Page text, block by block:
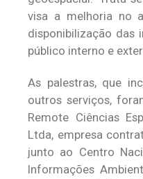
visa a melhoria no
disponibilização das
público interno e
As palestras, que
outros serviços,
Remote Ciências
Ltda, empresa
junto ao Centro
Informações